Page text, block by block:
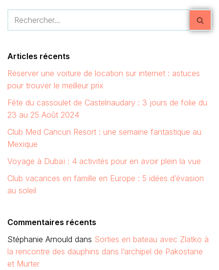
Articles récents
Réserver une voiture de location sur internet : astuces
pour trouver le meilleur prix
Fête du cassoulet de Castelnaudary : 3 jours de folie du
23 au 25 Août 2024
Club Med Cancun Resort : une semaine fantastique au
Mexique
Voyage à Dubaï : 4 activités pour en avoir plein la vue
Club vacances en famille en Europe : 5 idées d’évasion
au soleil
Commentaires récents
Stéphanie Arnould dans Sorties en bateau avec Zlatko à
la rencontre des dauphins dans l’archipel de Pakostane
et Murter